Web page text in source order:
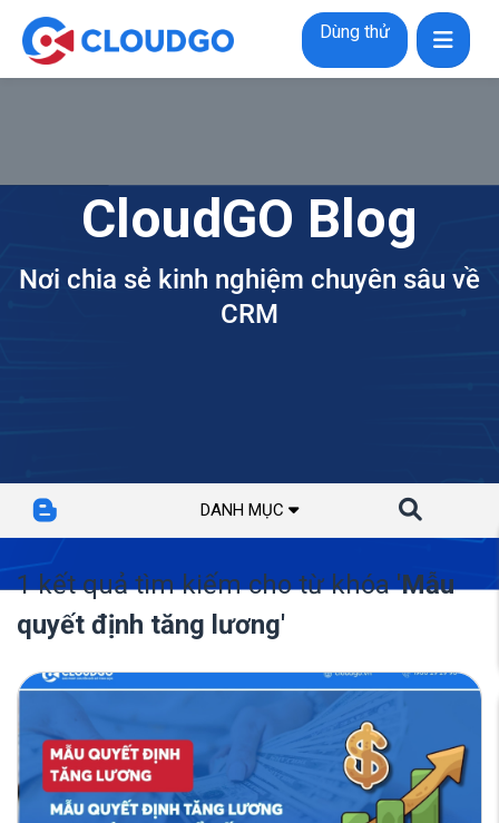
Dùng thử
CloudGO Blog
Nơi chia sẻ kinh nghiệm chuyên sâu về
CRM
DANH MỤC
1 kết quả tìm kiếm cho từ khóa'Mẫu
quyết định tăng lương'